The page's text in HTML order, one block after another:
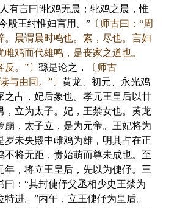
有言曰‘牝鸡无晨；牝鸡之晨，惟
殷王纣惟妇言用。”〔师古曰：“周
。晨谓晨时鸣也。索，尽也。言妇
雌鸡而代雄鸣，是丧家之道也。
。”〕 繇是论之，
〔师古
与由同。”〕 黄龙、初元、永光鸡
之占，妃后象也。孝元王皇后以甘
，立为太子。妃，王禁女也。黄龙
崩，太子立，是为元帝。王妃将为
岁未央殿中雌鸡为雄，明其占在正
不将无距，贵始萌而尊未成也。至
年，将立王皇后，先以为倢伃。三
曰：“其封倢伃父丞相少史王禁为
特进。”丙午，立王倢伃为皇后。